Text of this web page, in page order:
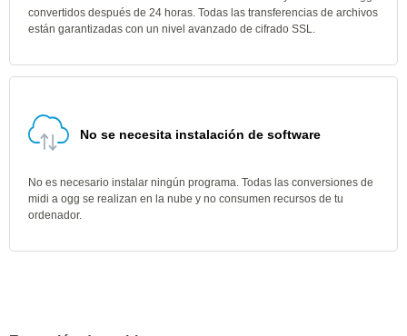
convertidos después de 24 horas. Todas las transferencias de archivos
están garantizadas con un nivel avanzado de cifrado SSL.
No se necesita instalación de software
No es necesario instalar ningún programa. Todas las conversiones de
midi a ogg se realizan en la nube y no consumen recursos de tu
ordenador.